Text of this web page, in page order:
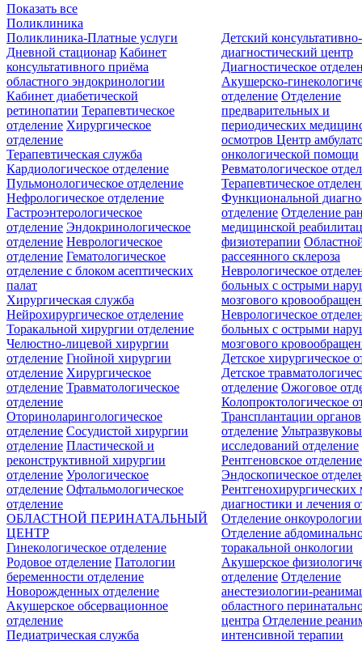
Показать все
Поликлиника
Поликлиника-Платные услуги
Дневной стационар Кабинет
консультативного приёма
областного эндокринологии
Кабинет диабетической
ретинопатии Терапевтическое
отделение Хирургическое
отделение
Детский консультативно-
диагностический центр
Диагностическое
Акушерско-
отделение Отделение
предварительных и
периодических
осмотровЦентр
онкологической помощи
Терапевтическая служба
Кардиологическое отделение
Пульмонологическое отделение
Нефрологическое отделение
Гастроэнтерологическое
отделение Эндокринологическое
отделение Неврологическое
отделение Гематологическое
отделение c блоком асептических
палат
Ревматологическое
Терапевтическое
Функциональной
отделение Отделение
медицинской
физиотерапии
рассеянного склероза
Неврологическое
больных с острыми
мозгового
Неврологическое
больных с острыми
мозгового
Хирургическая служба
Нейрохирургическое отделение
Торакальной хирургии отделение
Челюстно-лицевой хирургии
отделение Гнойной хирургии
отделение Хирургическое
отделение Травматологическое
отделение
Оториноларингологическое
отделение Сосудистой хирургии
отделение Пластической и
реконструктивной хирургии
отделение Урологическое
отделение Офтальмологическое
отделение
Детское хирургическое
Детское
отделение Ожоговое
Колопроктологическое
Трансплантации органов
отделение
исследований отделение
Рентгеновское отделение
Эндоскопическое
Рентгенохирургических
диагностики и лечения
Отделение онкоурологии
Отделение
торакальной онкологии
ОБЛАСТНОЙ ПЕРИНАТАЛЬНЫЙ
ЦЕНТР
Гинекологическое отделение
Родовое отделение Патологии
беременности отделение
Новорожденных отделение
Акушерское обсервационное
отделение
Акушерское
отделение Отделение
анестезиологии-
областного
центра Отделение
интенсивной терапии
Педиатрическая служба